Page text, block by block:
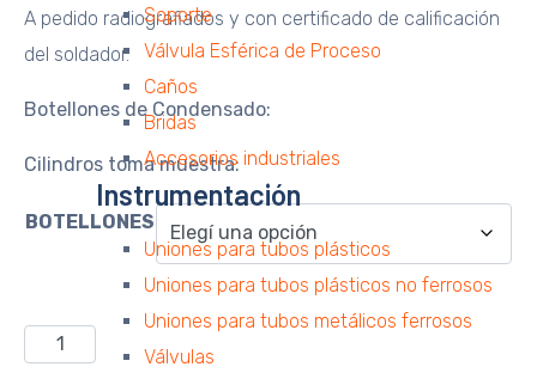
Soporte
Válvula Esférica de Proceso
Caños
Bridas
Accesorios industriales
Instrumentación
Uniones para tubos plásticos
Uniones para tubos plásticos no ferrosos
Uniones para tubos metálicos ferrosos
Válvulas
A pedido radiografiados y con certificado de calificación
del soldador.
Botellones de Condensado:
Cilindros toma muestra:
BOTELLONES
Recipientes